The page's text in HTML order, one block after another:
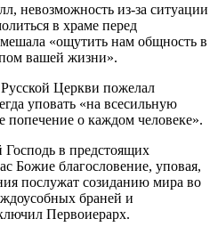
невозможность из-за ситуации
в храме перед
«ощутить нам общность в
вашей жизни».
Церкви пожелал
уповать «на всесильную
о каждом человеке».
Господь в предстоящих
Божие благословение, уповая,
послужат созиданию мира во
браней и
Первоиерарх.